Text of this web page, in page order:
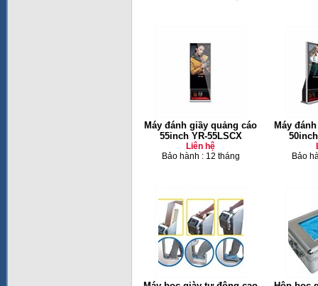
Máy đánh giầy quảng cáo
55inch YR-55LSCX
Liên hệ
Bảo hành : 12 tháng
Máy
Bảo